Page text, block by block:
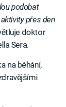
podobat
přes den
doktor
Sera.
na běhání,